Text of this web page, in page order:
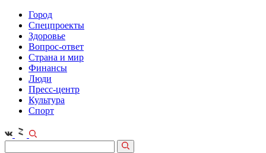
Город
Спецпроекты
Здоровье
Вопрос-ответ
Страна и мир
Финансы
Люди
Пресс-центр
Культура
Спорт